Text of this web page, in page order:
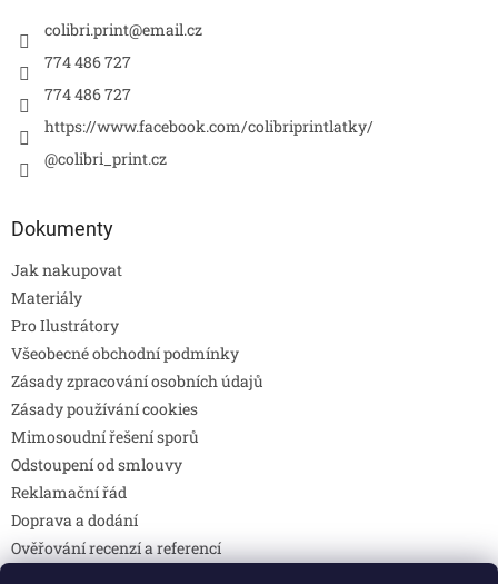
colibri.print@email.cz
774 486 727
774 486 727
https://www.facebook.com/colibriprintlatky/
@colibri_print.cz
Dokumenty
Jak nakupovat
Materiály
Pro Ilustrátory
Všeobecné obchodní podmínky
Zásady zpracování osobních údajů
Zásady používání cookies
Mimosoudní řešení sporů
Odstoupení od smlouvy
Reklamační řád
Doprava a dodání
Ověřování recenzí a referencí